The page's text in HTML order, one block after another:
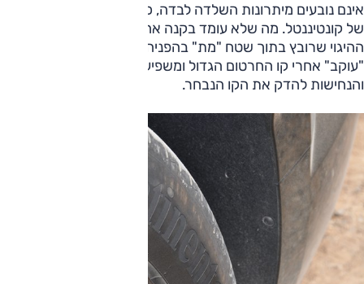
אינם נובעים מיתרונות השלדה לבדה, כי אם מהצמיגים הבשרניים
של קונטיננטל. מה שלא עומד בקנה אחד עם שניהם הוא מנגנון
ההיגוי שרובץ בתוך שטח "מת" בהפניה מהירה של גלגל ההגה,
"עוקב" אחרי קו החרטום הגדול ומשפיע לרעה על המהירות
והנחישות להדק את הקו הנבחר.